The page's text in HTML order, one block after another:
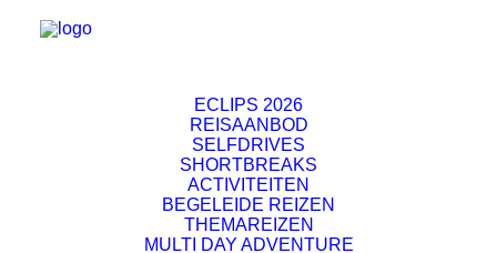
ECLIPS 2026
REISAANBOD
SELFDRIVES
SHORTBREAKS
ACTIVITEITEN
BEGELEIDE REIZEN
THEMAREIZEN
MULTI DAY ADVENTURE